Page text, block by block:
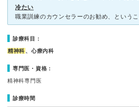
冷たい
診療科目：
精神科 、心療内科
専門医・資格：
精神科専門医
診療時間